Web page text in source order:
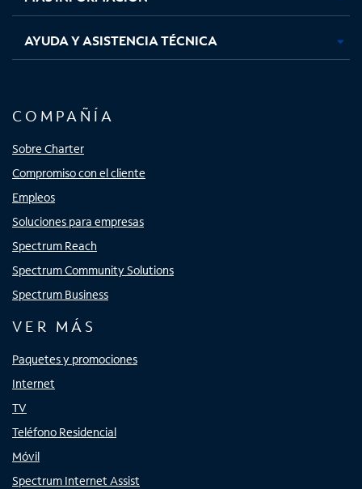
AYUDA Y ASISTENCIA TÉCNICA
COMPAÑÍA
Sobre Charter
Compromiso con el cliente
Empleos
Soluciones para empresas
Spectrum Reach
Spectrum Community Solutions
Spectrum Business
VER MÁS
Paquetes y promociones
Internet
TV
Teléfono Residencial
Móvil
Spectrum Internet Assist